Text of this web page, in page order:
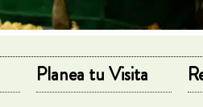
Planea tu Visita